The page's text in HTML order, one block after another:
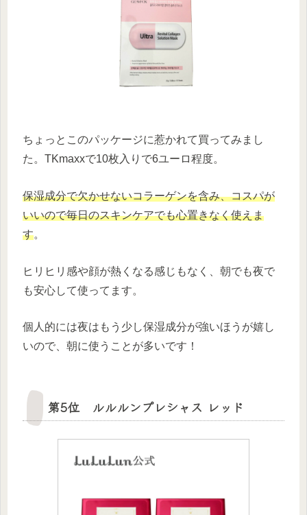
ちょっとこのパッケージに惹かれて買ってみまし
た。TKmaxxで10枚入りで6ユーロ程度。
保湿成分で欠かせないコラーゲンを含み、コスパが
いいので毎日のスキンケアでも心置きなく使えま
す。
ヒリヒリ感や顔が熱くなる感じもなく、朝でも夜で
も安心して使ってます。
個人的には夜はもう少し保湿成分が強いほうが嬉し
いので、朝に使うことが多いです！
第5位 ルルルンプレシャス レッド